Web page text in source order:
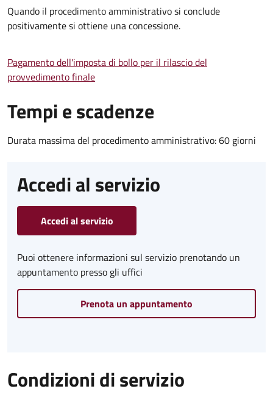
Quando il procedimento amministrativo si conclude
positivamente si ottiene una concessione.
Pagamento dell'imposta di bollo per il rilascio del
provvedimento finale
Tempi e scadenze
Durata massima del procedimento amministrativo: 60 giorni
Accedi al servizio
Accedi al servizio
Puoi ottenere informazioni sul servizio prenotando un
appuntamento presso gli uffici
Prenota un appuntamento
Condizioni di servizio